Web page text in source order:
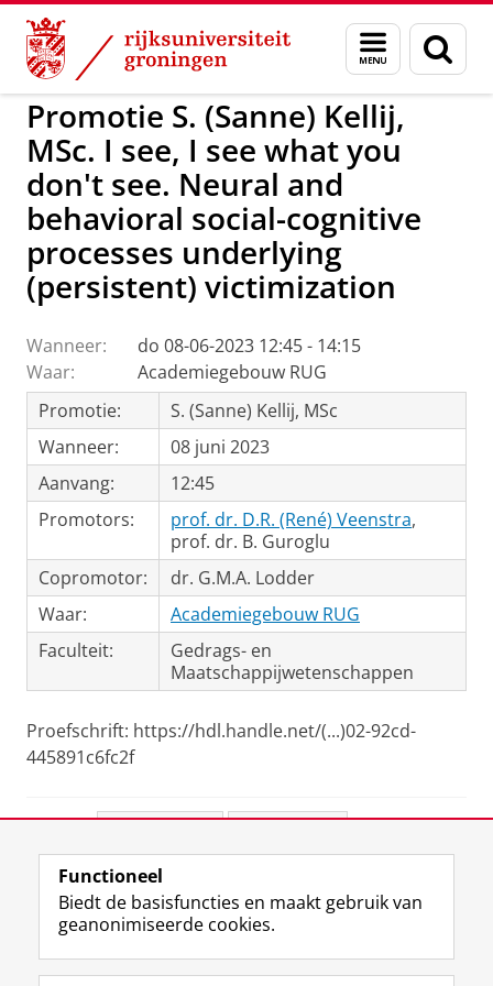
Skip
Content
Skip
Navigation
Menu
en
zoeken
GMW Activiteiten
Promotie S. (Sanne) Kellij,
MSc. I see, I see what you
don't see. Neural and
behavioral social-cognitive
processes underlying
(persistent) victimization
Wanneer:
do 08-06-2023 12:45 - 14:15
Waar:
Academiegebouw RUG
Promotie:
S. (Sanne) Kellij, MSc
Wanneer:
08 juni 2023
Aanvang:
12:45
Promotors:
prof. dr. D.R. (René) Veenstra,
prof. dr. B. Guroglu
Copromotor:
dr. G.M.A. Lodder
Waar:
Academiegebouw RUG
Faculteit:
Gedrags- en
Maatschappijwetenschappen
Proefschrift: https://hdl.handle.net/(...)02-92cd-
445891c6fc2f
View this page in:English
Volg de RUG
F
L
R I
Y
Functioneel
Biedt de basisfuncties en maakt gebruik van
geanonimiseerde cookies.